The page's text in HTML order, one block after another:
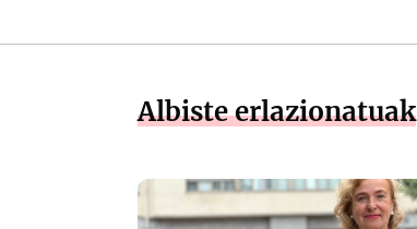
Albiste erlazionatuak